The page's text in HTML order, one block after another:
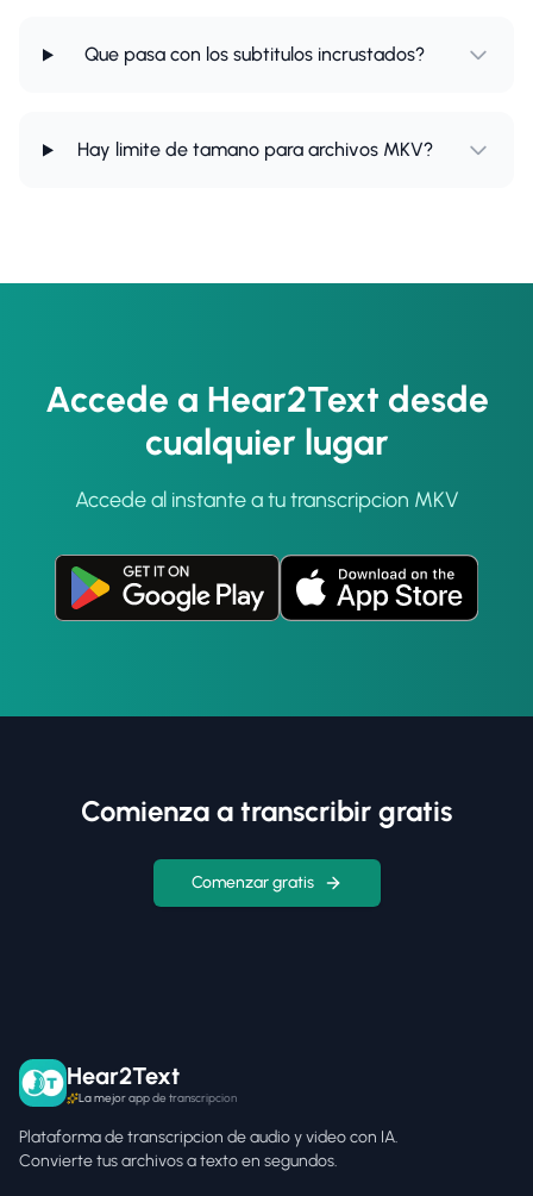
Que pasa con los subtitulos incrustados?
Hay limite de tamano para archivos MKV?
Accede a Hear2Text desde
cualquier lugar
Accede al instante a tu transcripcion MKV
Comienza a transcribir gratis
Comenzar gratis
Hear2Text
La mejor app de transcripcion
Plataforma de transcripcion de audio y video con IA.
Convierte tus archivos a texto en segundos.